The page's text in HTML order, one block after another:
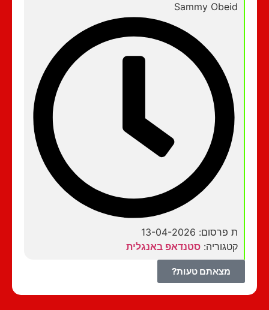
Sammy Obeid
ת פרסום: 13-04-2026
קטגוריה:סטנדאפ באנגלית
מצאתם טעות?